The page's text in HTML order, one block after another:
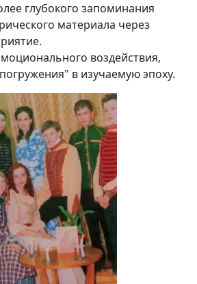
глубокого запоминания
материала через
воздействия,
в изучаемую эпоху.